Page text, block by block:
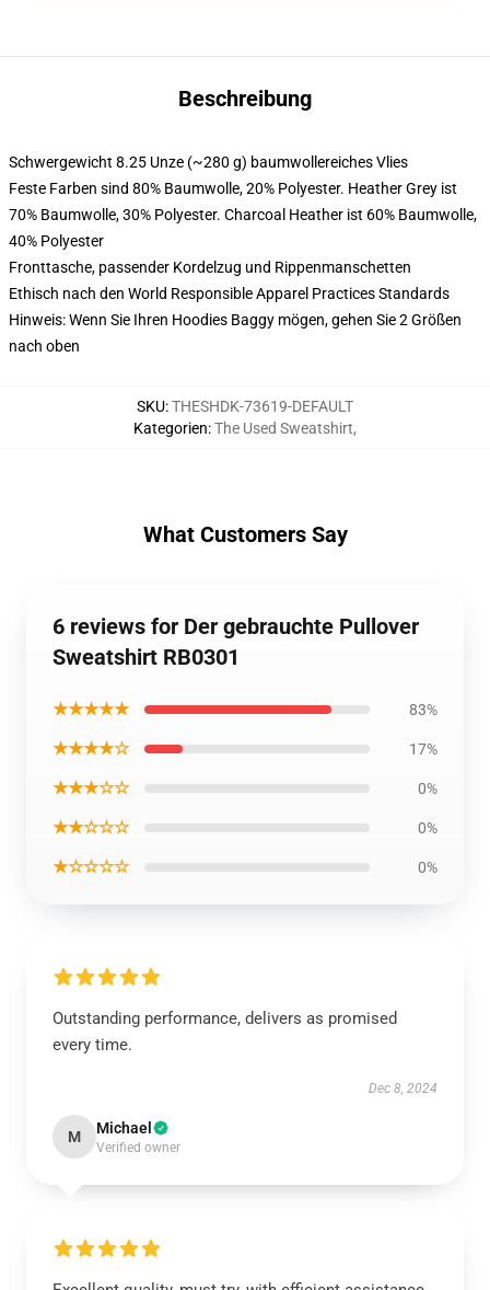
Beschreibung
Schwergewicht 8.25 Unze (~280 g) baumwollereiches Vlies
Feste Farben sind 80% Baumwolle, 20% Polyester. Heather Grey ist
70% Baumwolle, 30% Polyester. Charcoal Heather ist 60% Baumwolle,
40% Polyester
Fronttasche, passender Kordelzug und Rippenmanschetten
Ethisch nach den World Responsible Apparel Practices Standards
Hinweis: Wenn Sie Ihren Hoodies Baggy mögen, gehen Sie 2 Größen
nach oben
SKU:THESHDK-73619-DEFAULT
Kategorien:The Used Sweatshirt,
What Customers Say
6 reviews for Der gebrauchte Pullover
Sweatshirt RB0301
★★★★★ 83%
★★★★☆ 17%
★★★☆☆ 0%
★★☆☆☆ 0%
★☆☆☆☆ 0%
Outstanding performance, delivers as promised
every time.
Dec 8, 2024
M Michael
Verified owner